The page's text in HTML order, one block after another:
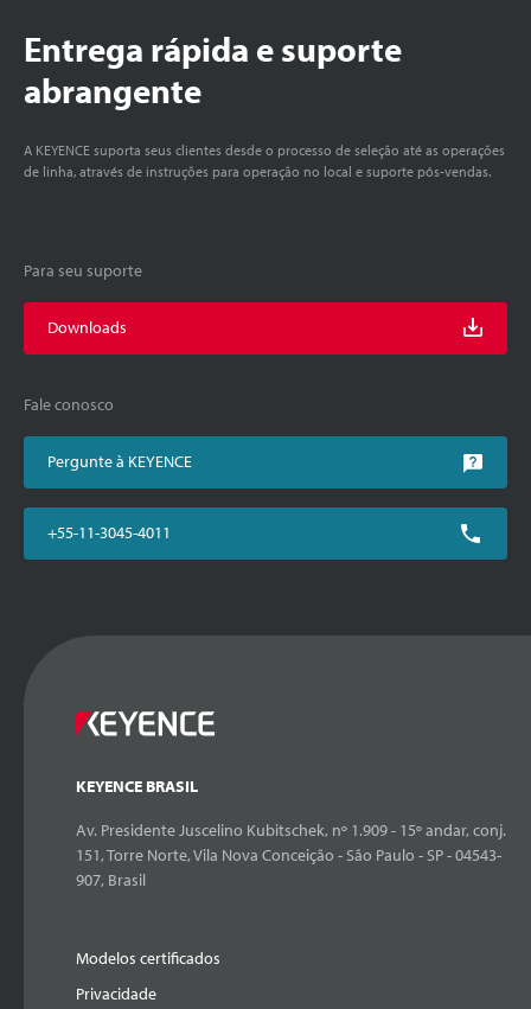
Entrega rápida e suporte
abrangente
A KEYENCE suporta seus clientes desde o processo de seleção até as operações
de linha, através de instruções para operação no local e suporte pós-vendas.
Para seu suporte
Downloads
Fale conosco
Pergunte à KEYENCE
+55-11-3045-4011
KEYENCE BRASIL
Av. Presidente Juscelino Kubitschek, nº 1.909 - 15º andar, conj.
151, Torre Norte, Vila Nova Conceição - São Paulo - SP - 04543-
907, Brasil
Modelos certificados
Privacidade